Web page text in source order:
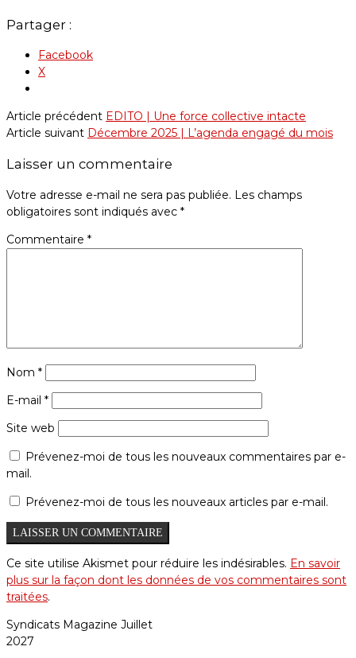
Partager :
Facebook
X
Article précédent EDITO | Une force collective intacte
Article suivant Décembre 2025 | L’agenda engagé du mois
Laisser un commentaire
Votre adresse e-mail ne sera pas publiée. Les champs
obligatoires sont indiqués avec *
Commentaire *
Nom *
E-mail *
Site web
Prévenez-moi de tous les nouveaux commentaires par e-
mail.
Prévenez-moi de tous les nouveaux articles par e-mail.
Ce site utilise Akismet pour réduire les indésirables. En savoir
plus sur la façon dont les données de vos commentaires sont
traitées.
Syndicats Magazine Juillet
2027